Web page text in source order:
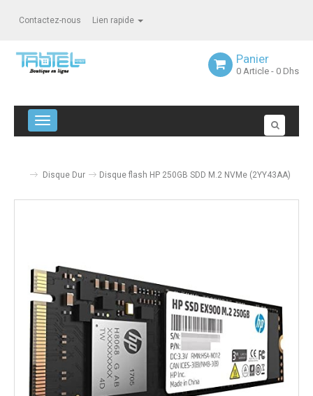
Contactez-nous Lien rapide
Panier
0 Article - 0 Dhs
Navigation bascule
Disque Dur Disque flash HP 250GB SDD M.2 NVMe (2YY43AA)